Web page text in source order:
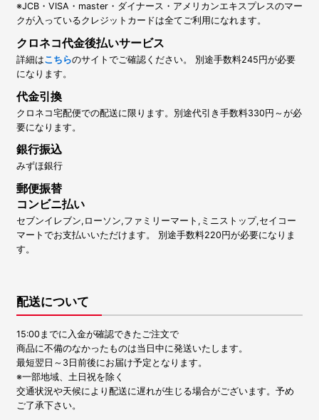
※JCB・VISA・master・ダイナース・アメリカンエキスプレスのマー
クが入っているクレジットカードは全てご利用になれます。
クロネコ代金後払いサービス
詳細はこちらのサイトでご確認ください。 別途手数料245円が必要
になります。
代金引換
クロネコ宅配便での配送に限ります。別途代引き手数料330円～が必
要になります。
銀行振込
みずほ銀行
郵便振替
コンビニ払い
セブンイレブン,ローソン,ファミリーマート,ミニストップ,セイコー
マートでお支払いいただけます。 別途手数料220円が必要になりま
す。
配送について
15:00までに入金が確認できたご注文で
商品に不備のなかったものは当日中に発送いたします。
最短翌日～3日前後にお届け予定となります。
※一部地域、土日祝を除く
交通状況や天候により配送に遅れが生じる場合がございます。予め
ご了承下さい。